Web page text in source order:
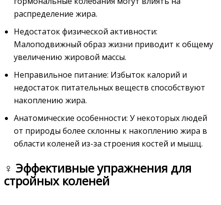
распределение жира.
Недостаток физической активности:
Малоподвижный образ жизни приводит к общему
увеличению жировой массы.
Неправильное питание: Избыток калорий и
недостаток питательных веществ способствуют
накоплению жира.
Анатомические особенности: У некоторых людей
от природы более склонны к накоплению жира в
области коленей из-за строения костей и мышц.
️‍♀️ Эффективные упражнения для
стройных коленей